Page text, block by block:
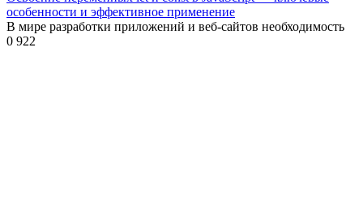
особенности и эффективное применение
В мире разработки приложений и веб-сайтов необходимость
0 922